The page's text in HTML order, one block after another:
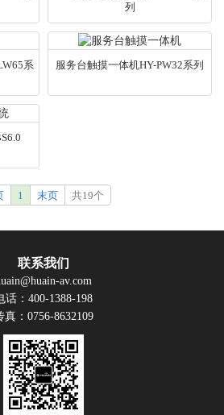
列
系
服务台触摸一体机HY-PW32系列
1 末页 共19个
联系我们
av.com
话：400-1388-198
真：0756-8632109